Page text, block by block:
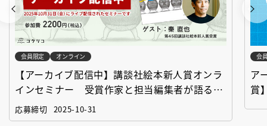
会員限定 オンライン
【アーカイブ配信中】講談社絵本新人賞オンラ
インセミナー 受賞作家と担当編集者が語る
「絵本創作実践講座」
応募締切 2025-10-31
会
ア
賞